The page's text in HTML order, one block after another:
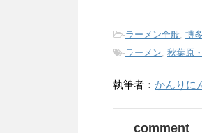
-ラーメン全般 博
-ラーメン 秋葉原
執筆者： かんりに
comment